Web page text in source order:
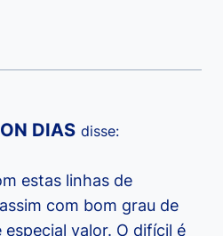
DIAS disse:
estas linhas de
com bom grau de
valor. O difícil é